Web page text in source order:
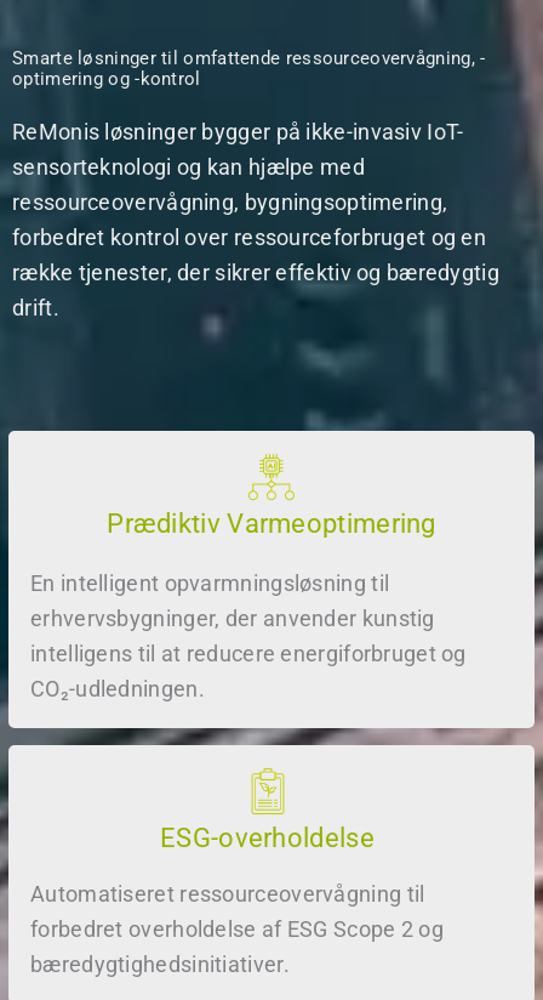
Smarte løsninger til omfattende ressourceovervågning, -
optimering og -kontrol
ReMonis løsninger bygger på ikke-invasiv IoT-
sensorteknologi og kan hjælpe med
ressourceovervågning, bygningsoptimering,
forbedret kontrol over ressourceforbruget og en
række tjenester, der sikrer effektiv og bæredygtig
drift.
Prædiktiv Varmeoptimering
En intelligent opvarmningsløsning til
erhvervsbygninger, der anvender kunstig
intelligens til at reducere energiforbruget og
CO₂-udledningen.
ESG-overholdelse
Automatiseret ressourceovervågning til
forbedret overholdelse af ESG Scope 2 og
bæredygtighedsinitiativer.